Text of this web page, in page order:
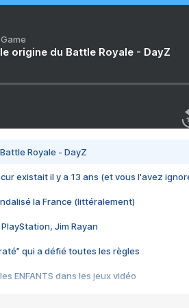
origine du Battle Royale - DayZ
Royale - DayZ
existait il y a 13 ans (et vous l'avez
la France (littéralement)
Jim Rayan
qui a défié toutes les règles
ENFANTS dans les jeux vidéo